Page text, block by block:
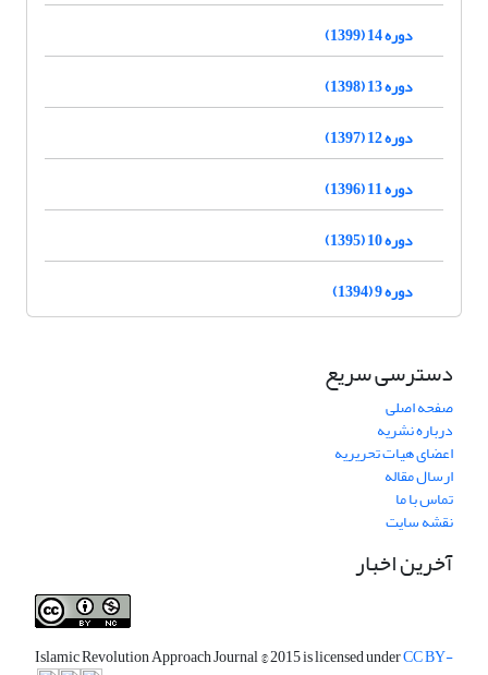
دوره 14 (1399)
دوره 13 (1398)
دوره 12 (1397)
دوره 11 (1396)
دوره 10 (1395)
دوره 9 (1394)
دسترسی سریع
صفحه اصلی
درباره نشریه
اعضای هیات تحریریه
ارسال مقاله
تماس با ما
نقشه سایت
آخرین اخبار
Islamic Revolution Approach Journal© 2015 is licensed underCC BY-